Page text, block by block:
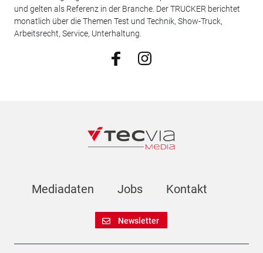
und gelten als Referenz in der Branche. Der TRUCKER berichtet
monatlich über die Themen Test und Technik, Show-Truck,
Arbeitsrecht, Service, Unterhaltung.
Mediadaten Jobs Kontakt
Newsletter